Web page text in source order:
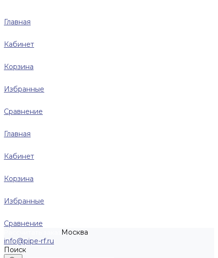
Главная
Кабинет
Корзина
Избранные
Сравнение
Главная
Кабинет
Корзина
Избранные
Сравнение
Москва
info@pipe-rf.ru
Поиск